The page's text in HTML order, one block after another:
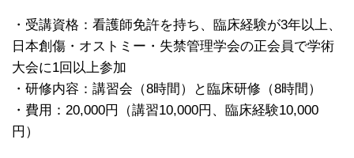
・受講資格：看護師免許を持ち、臨床経験が3年以上、
日本創傷・オストミー・失禁管理学会の正会員で学術
大会に1回以上参加
・研修内容：講習会（8時間）と臨床研修（8時間）
・費用：20,000円（講習10,000円、臨床経験10,000
円）